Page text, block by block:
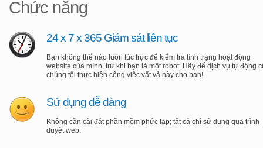
Chức năng
24 x 7 x 365 Giám sát liên tục
Bạn không thể nào luôn túc trực để kiểm tra tình trạng hoạt động
website của mình, trừ khi bạn là một robot. Hãy để dịch vụ tự động
chúng tôi thực hiện công việc vất vả này cho bạn!
Sử dụng dễ dàng
Không cần cài đặt phần mềm phức tạp; tất cả chỉ sử dụng qua trình
duyệt web.